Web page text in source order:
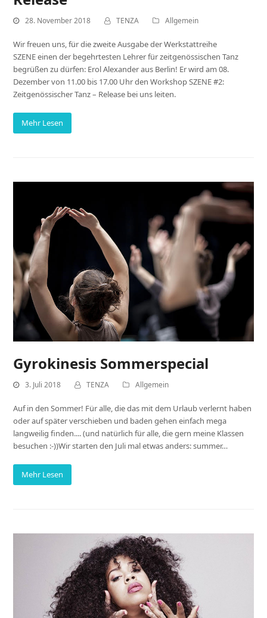
28. November 2018 TENZA Allgemein
Wir freuen uns, für die zweite Ausgabe der Werkstattreihe
SZENE einen der begehrtesten Lehrer für zeitgenössischen Tanz
begrüßen zu dürfen: Erol Alexander aus Berlin! Er wird am 08.
Dezember von 11.00 bis 17.00 Uhr den Workshop SZENE #2:
Zeitgenössischer Tanz – Release bei uns leiten.
Mehr Lesen
Gyrokinesis Sommerspecial
3. Juli 2018 TENZA Allgemein
Auf in den Sommer! Für alle, die das mit dem Urlaub verlernt haben
oder auf später verschieben und baden gehen einfach mega
langweilig finden.... (und natürlich für alle, die gern meine Klassen
besuchen :-))Wir starten den Juli mal etwas anders: summer…
Mehr Lesen